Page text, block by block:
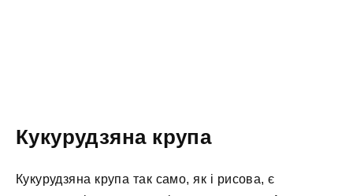
Кукурудзяна крупа
Кукурудзяна крупа так само, як і рисова, є